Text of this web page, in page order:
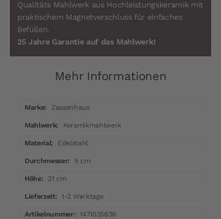
Qualitäts Mahlwerk aus Hochleistungskeramik mit
praktischem Magnetverschluss für einfaches
Befüllen.
25 Jahre Garantie auf das Mahlwerk!
Mehr Informationen
InformationenZassenhaus
Keramikmahlwerk
Edelstahl
5 cm
21 cm
1-2 Werktage
1471035636